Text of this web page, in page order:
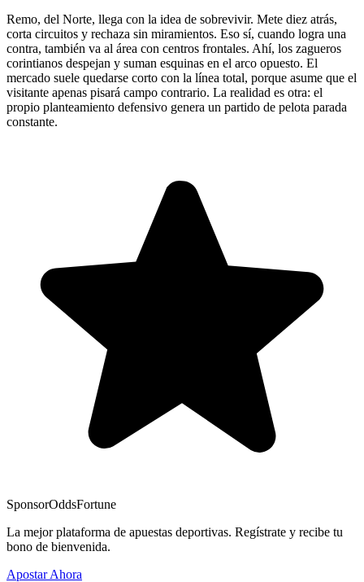
Remo, del Norte, llega con la idea de sobrevivir. Mete diez atrás,
corta circuitos y rechaza sin miramientos. Eso sí, cuando logra una
contra, también va al área con centros frontales. Ahí, los zagueros
corintianos despejan y suman esquinas en el arco opuesto. El
mercado suele quedarse corto con la línea total, porque asume que el
visitante apenas pisará campo contrario. La realidad es otra: el
propio planteamiento defensivo genera un partido de pelota parada
constante.
SponsorOddsFortune
La mejor plataforma de apuestas deportivas. Regístrate y recibe tu
bono de bienvenida.
Apostar Ahora